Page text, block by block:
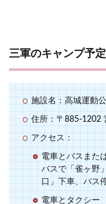
三軍のキャンプ予
施設名：高城運動
住所：〒885-1202
アクセス：
電車とバスまた
バスで「雀ヶ野
口」下車、バス
電車とタクシー